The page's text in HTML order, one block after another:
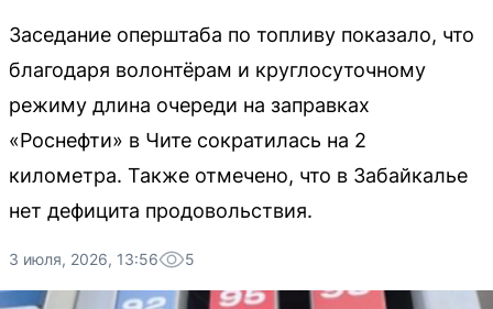
Заседание оперштаба по топливу показало, что
благодаря волонтёрам и круглосуточному
режиму длина очереди на заправках
«Роснефти» в Чите сократилась на 2
километра. Также отмечено, что в Забайкалье
нет дефицита продовольствия.
3 июля, 2026, 13:56 5